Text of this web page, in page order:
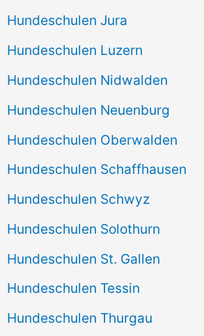
Hundeschulen Jura
Hundeschulen Luzern
Hundeschulen Nidwalden
Hundeschulen Neuenburg
Hundeschulen Oberwalden
Hundeschulen Schaffhausen
Hundeschulen Schwyz
Hundeschulen Solothurn
Hundeschulen St. Gallen
Hundeschulen Tessin
Hundeschulen Thurgau